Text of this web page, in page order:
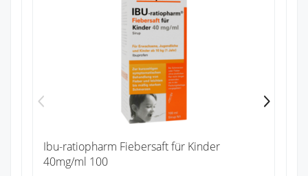
Ibu-ratiopharm Fiebersaft für Kinder
40mg/ml 100